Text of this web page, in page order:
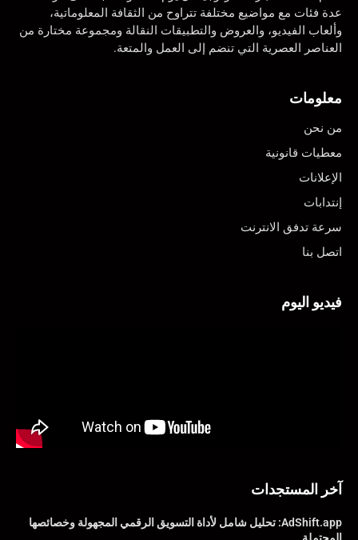
عدة فئات مع مواضيع مختلفة تتراوح من الثقافة المعلوماتية،
وألعاب الفيديو، والعروض والتطبيقات النقالة ومجموعة مختارة من
العناصر العصرية التي تنضم إلى العمل والمتعة.
معلومات
من نحن
معطيات قانونية
الإعلانات
إنتدابات
سرعة تدفق الانترنت
اتصل بنا
فيديو اليوم
آخر المستجدات
AdShift.app: تحليل شامل لأداة التسويق الرقمي المجهولة وخصائصها